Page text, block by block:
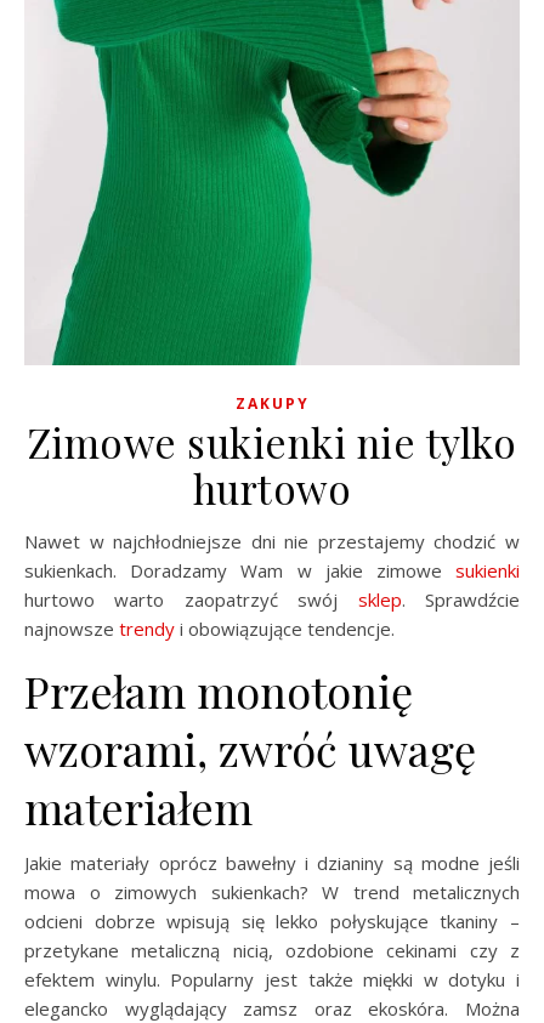
ZAKUPY
Zimowe sukienki nie tylko
hurtowo
Nawet w najchłodniejsze dni nie przestajemy chodzić w
sukienkach. Doradzamy Wam w jakie zimowe sukienki
hurtowo warto zaopatrzyć swój sklep. Sprawdźcie
najnowsze trendy i obowiązujące tendencje.
Przełam monotonię
wzorami, zwróć uwagę
materiałem
Jakie materiały oprócz bawełny i dzianiny są modne jeśli
mowa o zimowych sukienkach? W trend metalicznych
odcieni dobrze wpisują się lekko połyskujące tkaniny –
przetykane metaliczną nicią, ozdobione cekinami czy z
efektem winylu. Popularny jest także miękki w dotyku i
elegancko wyglądający zamsz oraz ekoskóra. Można